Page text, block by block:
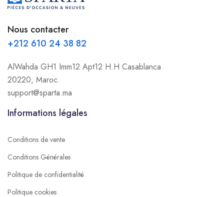
Nous contacter
+212 610 24 38 82
AlWahda GH1 Imm12 Apt12 H.H Casablanca
20220, Maroc.
support@sparta.ma
Informations légales
Conditions de vente
Conditions Générales
Politique de confidentialité
Politique cookies